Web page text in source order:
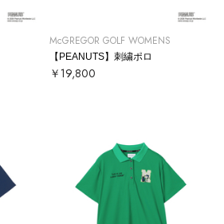
McGREGOR GOLF WOMENS
【PEANUTS】刺繍ポロ
￥19,800